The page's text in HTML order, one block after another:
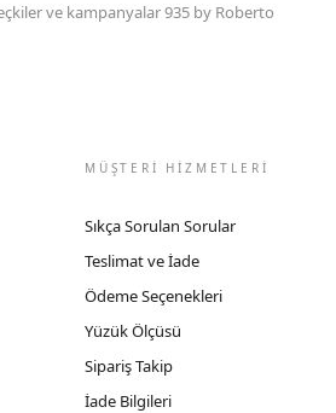
ve kampanyalar 935 by Roberto
MÜŞTERİ HİZMETLERİ
Sıkça Sorulan Sorular
Teslimat ve İade
Ödeme Seçenekleri
Yüzük Ölçüsü
Sipariş Takip
İade Bilgileri